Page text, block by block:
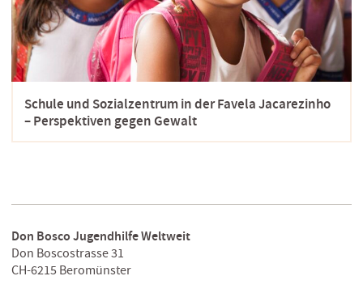
Schule und Sozialzentrum in der Favela Jacarezinho
– Perspektiven gegen Gewalt
Don Bosco Jugendhilfe Weltweit
Don Boscostrasse 31
CH-6215 Beromünster